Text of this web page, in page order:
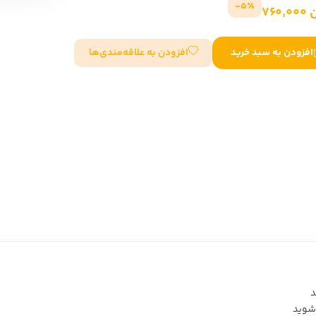
سایر کشورهای اروپا
داستان کوتاه
5٪-
افزودن به سبد خرید افزودن به علاقه‌مندی‌ها
شويد